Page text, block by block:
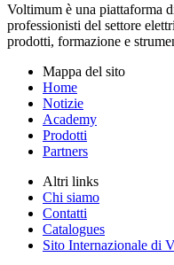
Voltimum è una piattaforma
professionisti del settore
prodotti, formazione e
Mappa del sito
Home
Notizie
Academy
Prodotti
Partners
Altri links
Chi siamo
Contatti
Catalogues
Sito Internazionale di